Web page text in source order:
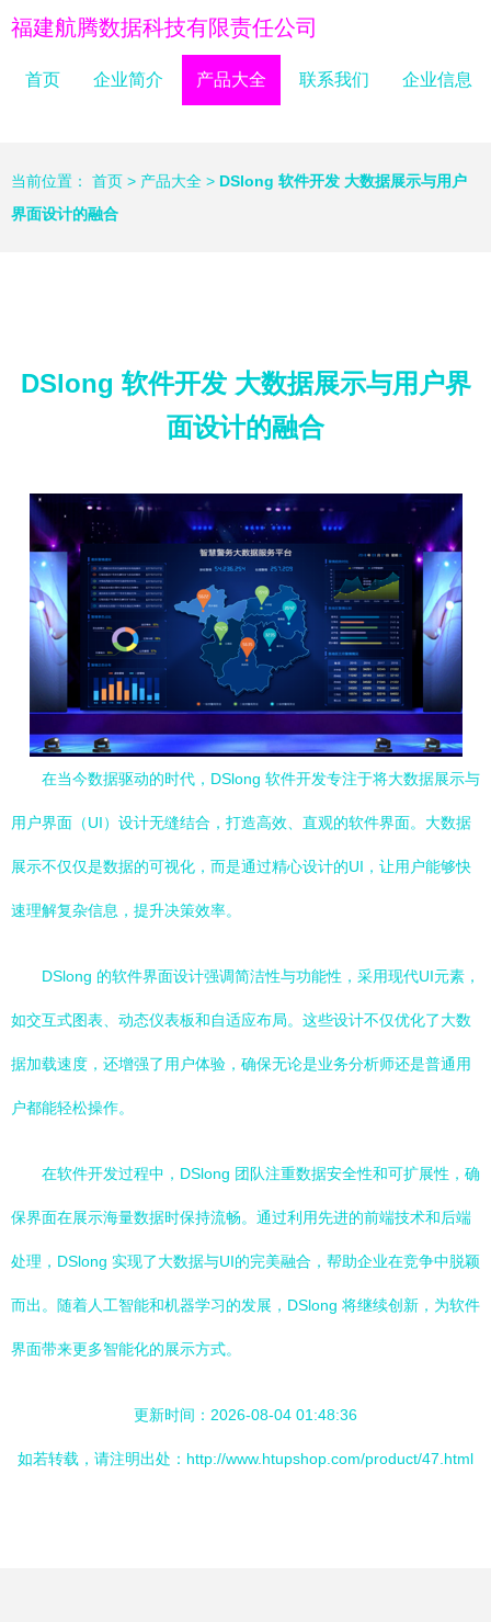
福建航腾数据科技有限责任公司
首页 企业简介 产品大全 联系我们 企业信息
当前位置： 首页 > 产品大全 > DSlong 软件开发 大数据展示与用户
界面设计的融合
DSlong 软件开发 大数据展示与用户界
面设计的融合
在当今数据驱动的时代，DSlong 软件开发专注于将大数据展示与
用户界面（UI）设计无缝结合，打造高效、直观的软件界面。大数据
展示不仅仅是数据的可视化，而是通过精心设计的UI，让用户能够快
速理解复杂信息，提升决策效率。
DSlong 的软件界面设计强调简洁性与功能性，采用现代UI元素，
如交互式图表、动态仪表板和自适应布局。这些设计不仅优化了大数
据加载速度，还增强了用户体验，确保无论是业务分析师还是普通用
户都能轻松操作。
在软件开发过程中，DSlong 团队注重数据安全性和可扩展性，确
保界面在展示海量数据时保持流畅。通过利用先进的前端技术和后端
处理，DSlong 实现了大数据与UI的完美融合，帮助企业在竞争中脱颖
而出。随着人工智能和机器学习的发展，DSlong 将继续创新，为软件
界面带来更多智能化的展示方式。
更新时间：2026-08-04 01:48:36
如若转载，请注明出处：http://www.htupshop.com/product/47.html